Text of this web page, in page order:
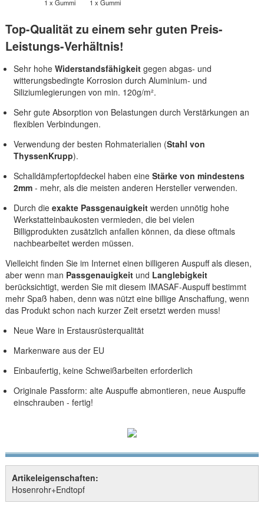
1 x Gummi 1 x Gummi
Top-Qualität zu einem sehr guten Preis-
Leistungs-Verhältnis!
Sehr hohe Widerstandsfähigkeit gegen abgas- und
witterungsbedingte Korrosion durch Aluminium- und
Siliziumlegierungen von min. 120g/m².
Sehr gute Absorption von Belastungen durch Verstärkungen an
flexiblen Verbindungen.
Verwendung der besten Rohmaterialien (Stahl von
ThyssenKrupp).
Schalldämpfertopfdeckel haben eine Stärke von mindestens
2mm- mehr, als die meisten anderen Hersteller verwenden.
Durch dieexakte Passgenauigkeitwerden unnötig hohe
Werkstatteinbaukosten vermieden, die bei vielen
Billigprodukten zusätzlich anfallen können, da diese oftmals
nachbearbeitet werden müssen.
Vielleicht finden Sie im Internet einen billigeren Auspuff als diesen,
aber wenn man Passgenauigkeit und Langlebigkeit
berücksichtigt, werden Sie mit diesem IMASAF-Auspuff bestimmt
mehr Spaß haben, denn was nützt eine billige Anschaffung, wenn
das Produkt schon nach kurzer Zeit ersetzt werden muss!
Neue Ware in Erstausrüsterqualität
Markenware aus der EU
Einbaufertig, keine Schweißarbeiten erforderlich
Originale Passform: alte Auspuffe abmontieren, neue Auspuffe
einschrauben - fertig!
Artikeleigenschaften:
Hosenrohr+Endtopf